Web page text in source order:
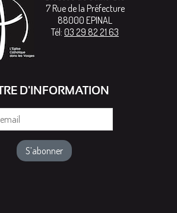
7 Rue de la Préfecture
88000 EPINAL
Tél: 03 29 82 21 63
D'INFORMATION